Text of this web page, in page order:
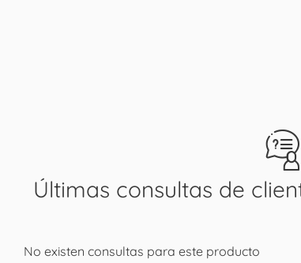
Últimas consultas de
No existen consultas para este producto